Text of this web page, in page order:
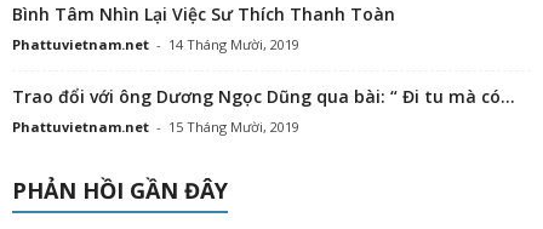
Bình Tâm Nhìn Lại Việc Sư Thích Thanh Toàn
Phattuvietnam.net - 14 Tháng Mười, 2019
Trao đổi với ông Dương Ngọc Dũng qua bài: “ Đi tu mà có...
Phattuvietnam.net - 15 Tháng Mười, 2019
PHẢN HỒI GẦN ĐÂY